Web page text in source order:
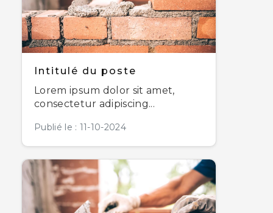
Intitulé du poste
Lorem ipsum dolor sit amet,
consectetur adipiscing...
Publié le : 11-10-2024